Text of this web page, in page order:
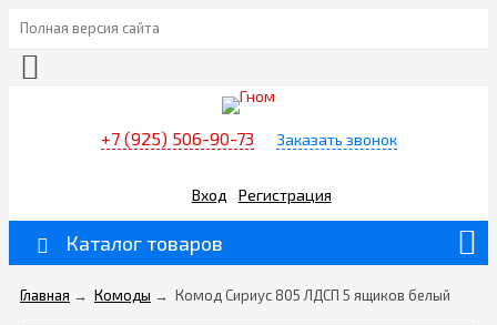
Полная версия сайта
+7 (925) 506-90-73 Заказать звонок
Вход Регистрация
Каталог товаров
Главная → Комоды → Комод Сириус 805 ЛДСП 5 ящиков белый